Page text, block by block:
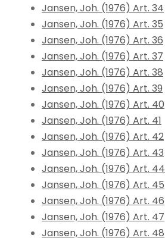
Jansen, Joh. (1976) Art. 34
Jansen, Joh. (1976) Art. 35
Jansen, Joh. (1976) Art. 36
Jansen, Joh. (1976) Art. 37
Jansen, Joh. (1976) Art. 38
Jansen, Joh. (1976) Art. 39
Jansen, Joh. (1976) Art. 40
Jansen, Joh. (1976) Art. 41
Jansen, Joh. (1976) Art. 42
Jansen, Joh. (1976) Art. 43
Jansen, Joh. (1976) Art. 44
Jansen, Joh. (1976) Art. 45
Jansen, Joh. (1976) Art. 46
Jansen, Joh. (1976) Art. 47
Jansen, Joh. (1976) Art. 48